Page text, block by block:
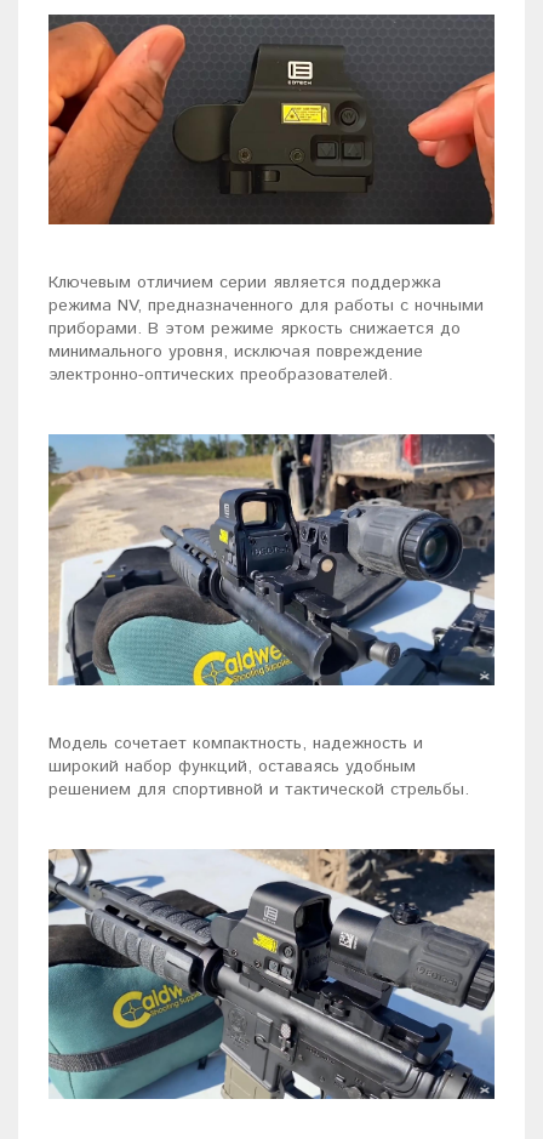
Ключевым отличием серии является поддержка
режима NV, предназначенного для работы с ночными
приборами. В этом режиме яркость снижается до
минимального уровня, исключая повреждение
электронно-оптических преобразователей.
Модель сочетает компактность, надежность и
широкий набор функций, оставаясь удобным
решением для спортивной и тактической стрельбы.